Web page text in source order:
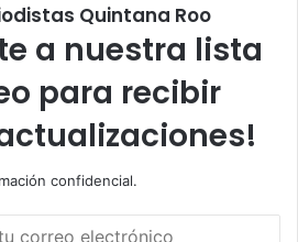
Quintana Roo
a nuestra lista
para recibir
confidencial.